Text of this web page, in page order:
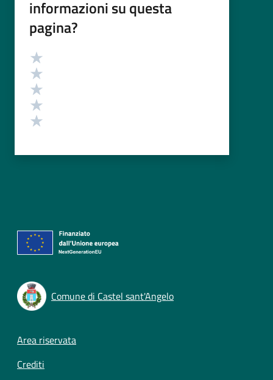
informazioni su questa
pagina?
Valutazione
Comune di Castel sant'Angelo
Footer menu
Area riservata
Crediti